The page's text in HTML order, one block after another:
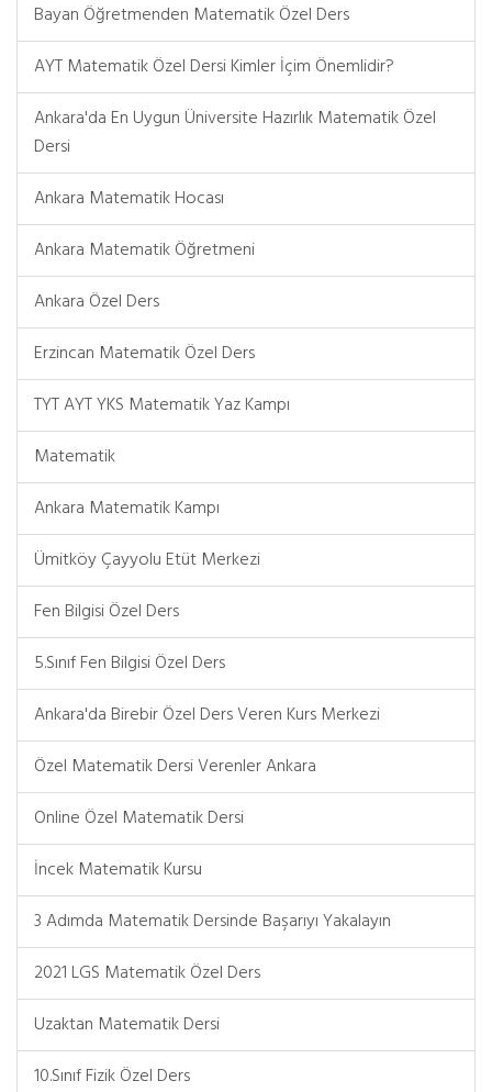
Bayan Öğretmenden Matematik Özel Ders
AYT Matematik Özel Dersi Kimler İçim Önemlidir?
Ankara'da En Uygun Üniversite Hazırlık Matematik Özel
Dersi
Ankara Matematik Hocası
Ankara Matematik Öğretmeni
Ankara Özel Ders
Erzincan Matematik Özel Ders
TYT AYT YKS Matematik Yaz Kampı
Matematik
Ankara Matematik Kampı
Ümitköy Çayyolu Etüt Merkezi
Fen Bilgisi Özel Ders
5.Sınıf Fen Bilgisi Özel Ders
Ankara'da Birebir Özel Ders Veren Kurs Merkezi
Özel Matematik Dersi Verenler Ankara
Online Özel Matematik Dersi
İncek Matematik Kursu
3 Adımda Matematik Dersinde Başarıyı Yakalayın
2021 LGS Matematik Özel Ders
Uzaktan Matematik Dersi
10.Sınıf Fizik Özel Ders